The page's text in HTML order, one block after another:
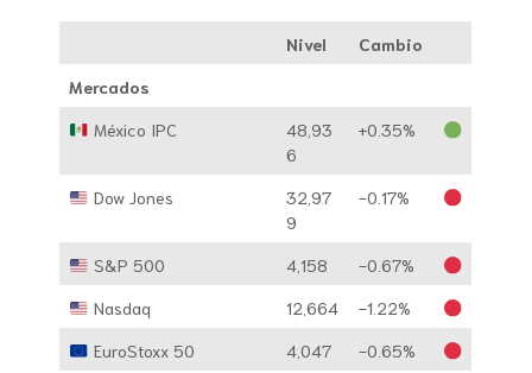
Nivel
Cambio
Mercados
México IPC
48,93
6
+0.35%
Dow Jones
32,97
9
-0.17%
S&P 500 4,158
-0.67%
Nasdaq
12,664
-1.22%
EuroStoxx 50
4,047
-0.65%